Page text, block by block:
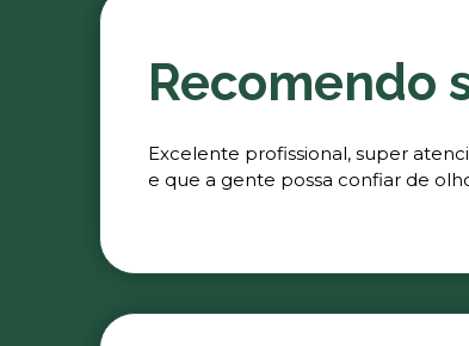
Recomendo
Excelente profissional, super
e que a gente possa confiar de